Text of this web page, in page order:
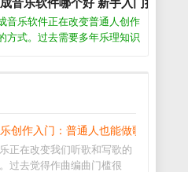
，但要想写出真正打动人心的
还得靠人工打磨。AI作词软件
音乐软件哪个好 新手入门推荐_
音乐软件正在改变普通人创作
方式。过去需要多年乐理知识
创作入门：普通人也能做歌_
正在改变我们听歌和写歌的
过去觉得作曲编曲门槛很